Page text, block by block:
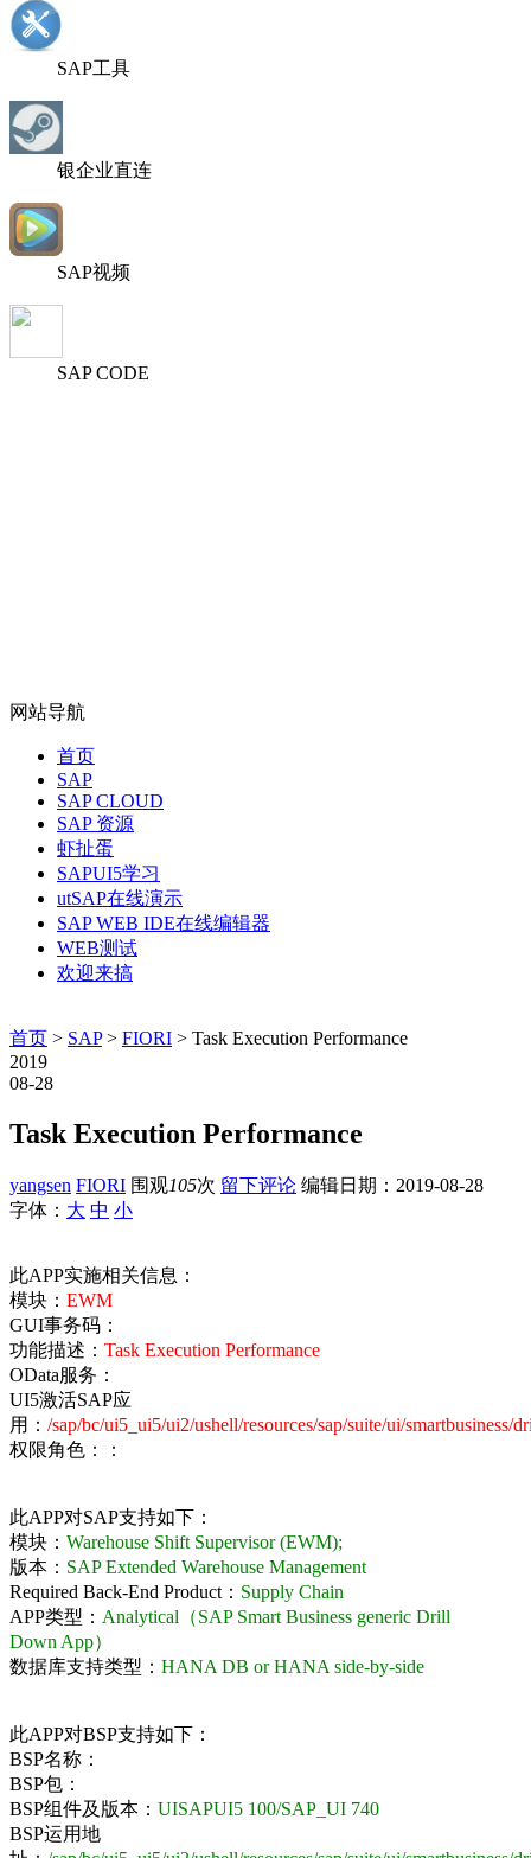
SAP工具
银企业直连
SAP视频
SAP CODE
网站导航
首页
SAP
SAP CLOUD
SAP 资源
虾扯蛋
SAPUI5学习
utSAP在线演示
SAP WEB IDE在线编辑器
WEB测试
欢迎来搞
首页 > SAP> FIORI > Task Execution Performance
2019
08-28
Task Execution Performance
yangsen FIORI 围观105次 留下评论 编辑日期： 2019-08-28
字体： 大 中 小
此APP实施相关信息：
模块： EWM
GUI事务码：
功能描述： Task Execution Performance
OData服务：
UI5激活SAP应
用： /sap/bc/ui5_ui5/ui2/ushell/resources/sap/suite/ui/smartbusiness/
权限角色：：
此APP对SAP支持如下：
模块： Warehouse Shift Supervisor (EWM);
版本： SAP Extended Warehouse Management
Required Back-End Product： Supply Chain
APP类型： Analytical（SAP Smart Business generic Drill
Down App）
数据库支持类型： HANA DB or HANA side-by-side
此APP对BSP支持如下：
BSP名称：
BSP包：
BSP组件及版本： UISAPUI5 100/SAP_UI 740
BSP运用地